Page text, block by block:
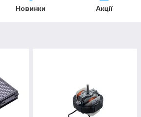
Новинки Акції